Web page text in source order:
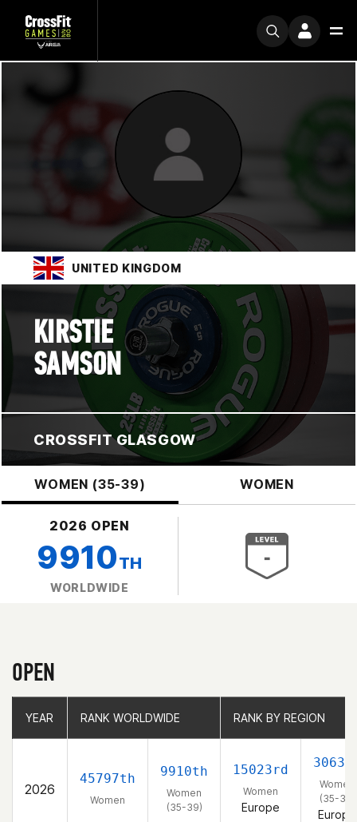
UNITED KINGDOM
KIRSTIE
SAMSON
CROSSFIT GLASGOW
WOMEN (35-39) WOMEN
2026 OPEN
9910TH
WORLDWIDE
OPEN
YEAR RANK WORLDWIDE RANK BY REGION
2026
45797th
Women
9910th
Women
(35-39)
15023rd
Women
Europe
Women
(35-39)
Europe
YEAR RANK WORLDWIDE RANK BY REGION